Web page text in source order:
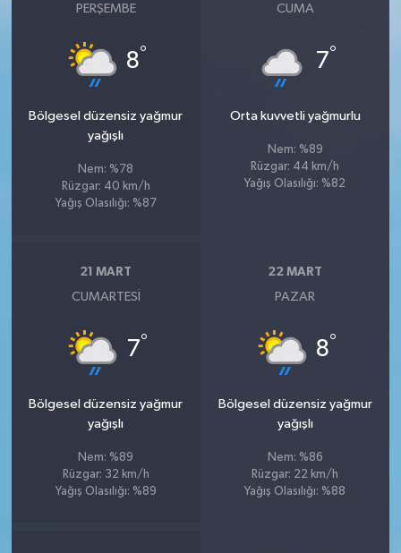
PERŞEMBE
8°
Bölgesel düzensiz yağmur
yağışlı
Nem: %78
Rüzgar: 40 km/h
Yağış Olasılığı: %87
CUMA
7°
Orta kuvvetli yağmurlu
Nem: %89
Rüzgar: 44 km/h
Yağış Olasılığı: %82
21 MART
CUMARTESI
7°
Bölgesel düzensiz yağmur
yağışlı
Nem: %89
Rüzgar: 32 km/h
Yağış Olasılığı: %89
22 MART
PAZAR
8°
Bölgesel düzensiz yağmur
yağışlı
Nem: %86
Rüzgar: 22 km/h
Yağış Olasılığı: %88